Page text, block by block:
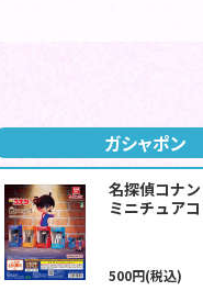
ガシャポン
名探偵コナ
ミニチュア
500円(税込)